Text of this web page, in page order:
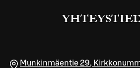
Munkinmäentie 29,